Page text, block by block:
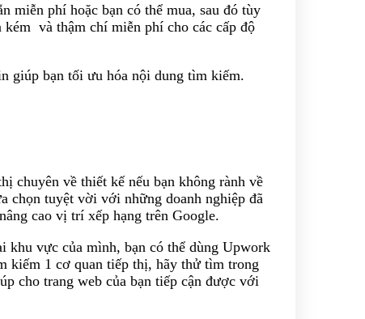
miễn phí hoặc bạn có thể mua, sau đó tùy
và thậm chí miễn phí cho các cấp độ
giúp bạn tối ưu hóa nội dung tìm kiếm.
chuyên về thiết kế nếu bạn không rành về
chọn tuyệt vời với những doanh nghiệp đã
cao vị trí xếp hạng trên Google.
khu vực của mình, bạn có thể dùng Upwork
kiếm 1 cơ quan tiếp thị, hãy thử tìm trong
cho trang web của bạn tiếp cận được với